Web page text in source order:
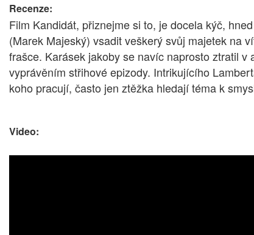
Recenze:
Film Kandidát, přiznejme si to, je docela kýč,
(Marek Majeský) vsadit veškerý svůj majetek na
frašce. Karásek jakoby se navíc naprosto ztratil
vyprávěním střihové epizody. Intrikujícího
koho pracují, často jen ztěžka hledají téma k
Video: